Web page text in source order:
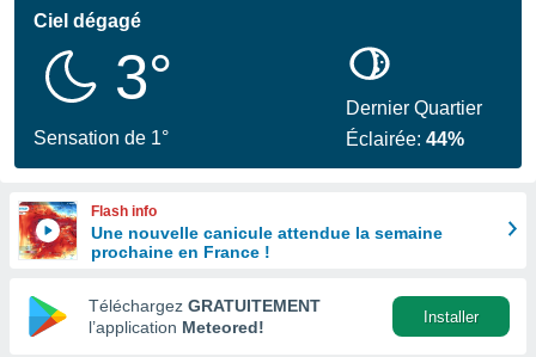
en
Ciel dégagé
3°
Sensation de 1°
Dernier Quartier
Éclairée:44%
Flash info
Une nouvelle canicule attendue la semaine
prochaine en France !
Téléchargez GRATUITEMENT
l’application Meteored!
Installer